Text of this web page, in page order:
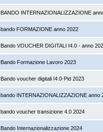
BANDO INTERNAZIONALIZZAZIONE
bando FORMAZIONE anno 2022
Bando VOUCHER DIGITALI I4.0 - anno
Bando Formazione Lavoro 2023
Bando voucher digitali I4.0-Pid 2023
bando INTERNAZIONALIZZAZIONE anno
bando voucher transizione 4.0 2024
Bando Internazionalizzazione 2024